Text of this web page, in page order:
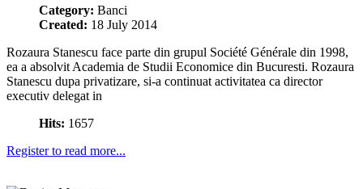
Category: Banci
Created: 18 July 2014
Rozaura Stanescu face parte din grupul Société Générale din 1998,
ea a absolvit Academia de Studii Economice din Bucuresti. Rozaura
Stanescu dupa privatizare, si-a continuat activitatea ca director
executiv delegat in
Hits: 1657
Register to read more...